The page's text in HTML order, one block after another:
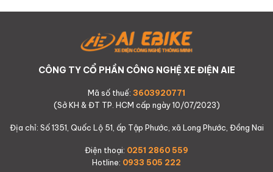
CÔNG TY CỔ PHẦN CÔNG NGHỆ XE ĐIỆN AIE
Mã số thuế: 3603920771
(Sở KH & ĐT TP. HCM cấp ngày 10/07/2023)
Địa chỉ: Số 1351, Quốc Lộ 51, ấp Tập Phước, xã Long Phước, Đồng Nai
Điện thoại: 0251 2860 559
Hotline: 0933 505 222